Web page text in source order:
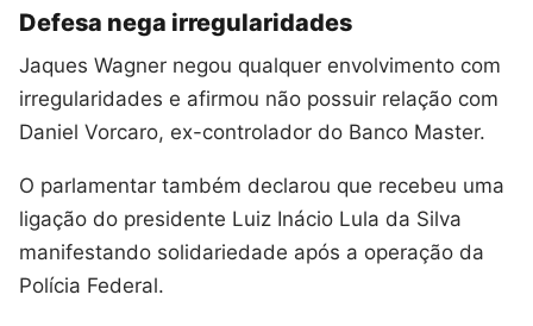
Defesa nega irregularidades
Jaques Wagner negou qualquer envolvimento com
irregularidades e afirmou não possuir relação com
Daniel Vorcaro, ex-controlador do Banco Master.
O parlamentar também declarou que recebeu uma
ligação do presidente Luiz Inácio Lula da Silva
manifestando solidariedade após a operação da
Polícia Federal.